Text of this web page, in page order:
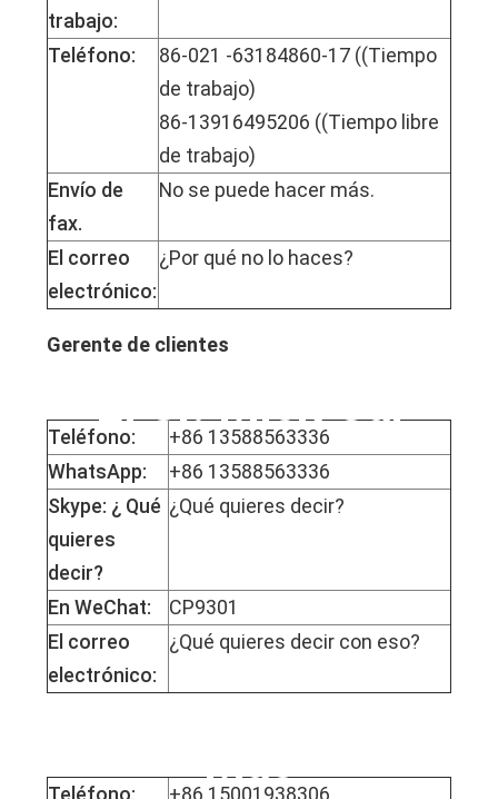
trabajo:
Teléfono:
86-021 -63184860-17 ((Tiempo
de trabajo)
86-13916495206 ((Tiempo libre
de trabajo)
Envío de
fax.
No se puede hacer más.
El correo
electrónico:
¿Por qué no lo haces?
Gerente de clientes
Teléfono:
+86 13588563336
WhatsApp:
+86 13588563336
Skype: ¿ Qué
quieres
decir?
¿Qué quieres decir?
En WeChat:
CP9301
El correo
electrónico:
¿Qué quieres decir con eso?
Teléfono:
+86 15001938306